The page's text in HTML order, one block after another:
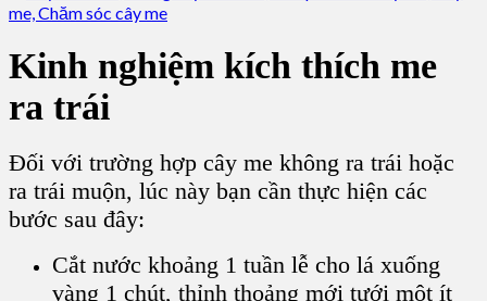
Kinh nghiệm kích thích me
ra trái
Đối với trường hợp cây me không ra trái hoặc
ra trái muộn, lúc này bạn cần thực hiện các
bước sau đây:
Cắt nước khoảng 1 tuần lễ cho lá xuống
vàng 1 chút, thỉnh thoảng mới tưới một ít